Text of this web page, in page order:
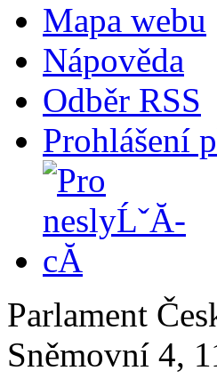
Mapa webu
Nápověda
Odběr RSS
Prohlášení
Parlament
Sněmovní 4,